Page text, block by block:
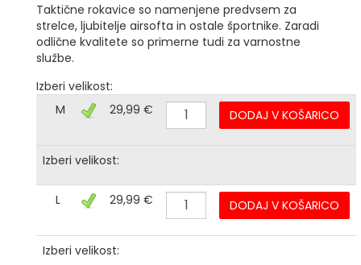
Taktične rokavice so namenjene predvsem za
strelce, ljubitelje airsofta in ostale športnike. Zaradi
odlične kvalitete so primerne tudi za varnostne
službe.
Izberi velikost:
M
29,99 € DODAJ V KOŠARICO
Izberi velikost:
L 29,99 € DODAJ V KOŠARICO
Izberi velikost: